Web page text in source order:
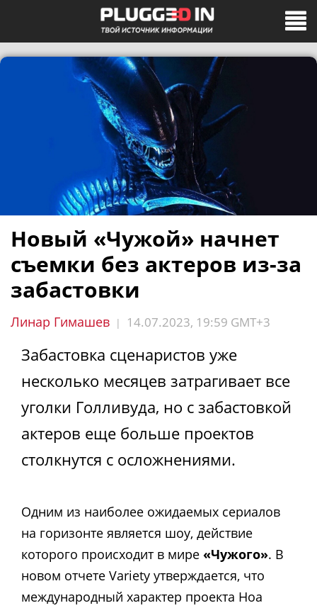
Новый «Чужой» начнет
съемки без актеров из-за
забастовки
Линар Гимашев | 14.07.2023, 19:59 GMT+3
Забастовка сценаристов уже
несколько месяцев затрагивает все
уголки Голливуда, но с забастовкой
актеров еще больше проектов
столкнутся с осложнениями.
Одним из наиболее ожидаемых сериалов
на горизонте является шоу, действие
которого происходит в мире «Чужого». В
новом отчете Variety утверждается, что
международный характер проекта Ноа